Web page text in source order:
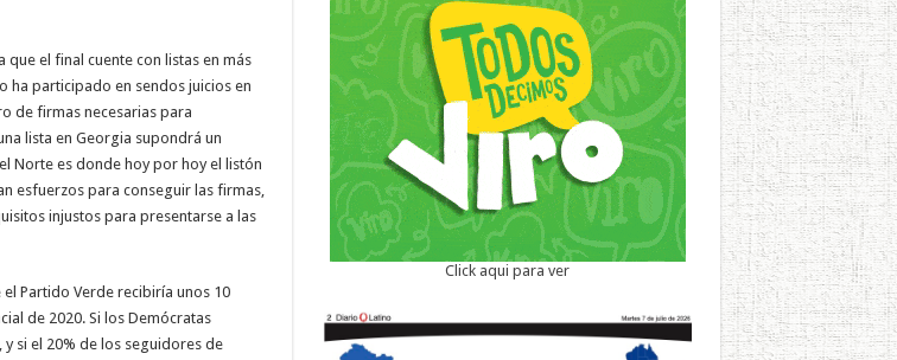
que el final cuente con listas en más
ha participado en sendos juicios en
de firmas necesarias para
lista en Georgia supondrá un
Norte es donde hoy por hoy el listón
esfuerzos para conseguir las firmas,
injustos para presentarse a las
Partido Verde recibiría unos 10
de 2020. Si los Demócratas
si el 20% de los seguidores de
Click aqui para ver